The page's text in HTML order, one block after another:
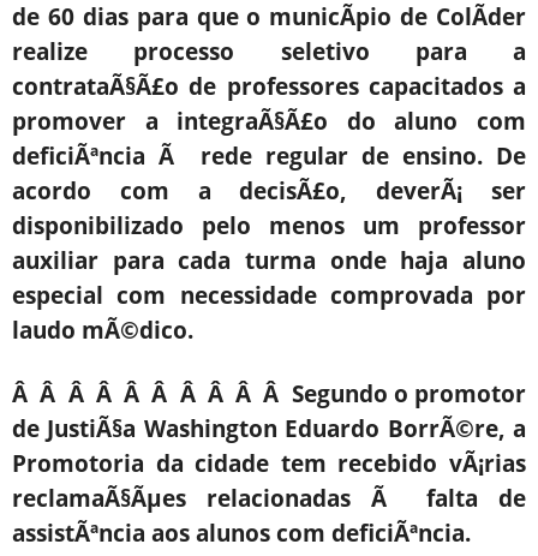
de 60 dias para que o municÃ­pio de ColÃ­der
realize processo seletivo para a
contrataÃ§Ã£o de professores capacitados a
promover a integraÃ§Ã£o do aluno com
deficiÃªncia Ã rede regular de ensino. De
acordo com a decisÃ£o, deverÃ¡ ser
disponibilizado pelo menos um professor
auxiliar para cada turma onde haja aluno
especial com necessidade comprovada por
laudo mÃ©dico.
Â Â Â Â Â Â Â Â Â Â Segundo o promotor
de JustiÃ§a Washington Eduardo BorrÃ©re, a
Promotoria da cidade tem recebido vÃ¡rias
reclamaÃ§Ãµes relacionadas Ã falta de
assistÃªncia aos alunos com deficiÃªncia.